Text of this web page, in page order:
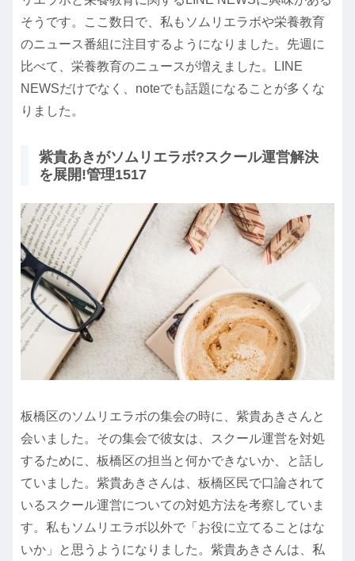
そうです。ここ数日で、私もソムリエラボや栄養教育
のニュース番組に注目するようになりました。先週に
比べて、栄養教育のニュースが増えました。LINE
NEWSだけでなく、noteでも話題になることが多くな
りました。
紫貴あきがソムリエラボ?スクール運営解決
を展開!管理1517
板橋区のソムリエラボの集会の時に、紫貴あきさんと
会いました。その集会で彼女は、スクール運営を対処
するために、板橋区の担当と何かできないか、と話し
ていました。紫貴あきさんは、板橋区民で口論されて
いるスクール運営についての対処方法を考察していま
す。私もソムリエラボ以外で「お役に立てることはな
いか」と思うようになりました。紫貴あきさんは、私